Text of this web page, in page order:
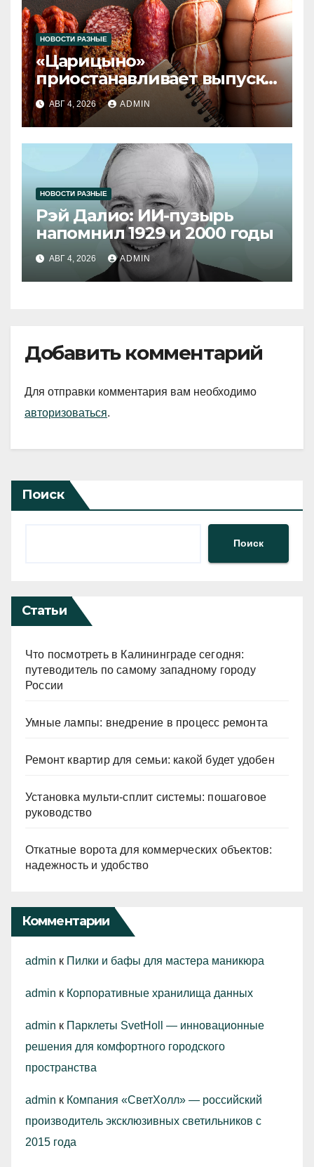
НОВОСТИ РАЗНЫЕ
«Царицыно»
приостанавливает выпуск
продукции
АВГ 4, 2026 ADMIN
НОВОСТИ РАЗНЫЕ
Рэй Далио: ИИ-пузырь
напомнил 1929 и 2000 годы
АВГ 4, 2026 ADMIN
Добавить комментарий
Для отправки комментария вам необходимо
авторизоваться.
Поиск
Поиск
Статьи
Что посмотреть в Калининграде сегодня:
путеводитель по самому западному городу
России
Умные лампы: внедрение в процесс ремонта
Ремонт квартир для семьи: какой будет удобен
Установка мульти-сплит системы: пошаговое
руководство
Откатные ворота для коммерческих объектов:
надежность и удобство
Комментарии
admin к Пилки и бафы для мастера маникюра
admin к Корпоративные хранилища данных
admin к Парклеты SvetHoll — инновационные
решения для комфортного городского
пространства
admin к Компания «СветХолл» — российский
производитель эксклюзивных светильников с
2015 года